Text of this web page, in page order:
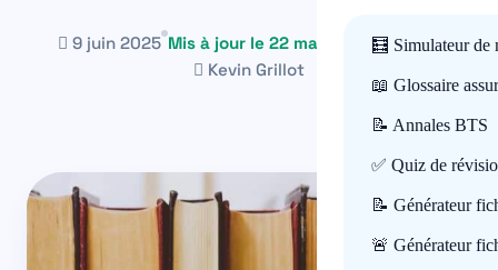
🧮 Simulateur de
📖 Glossaire
📝 Annales BTS
✅ Quiz de
📝 Générateur
🚨 Générateur
9 juin 2025 Mis à jour le 22 mai 2026
~17 min
Kevin Grillot